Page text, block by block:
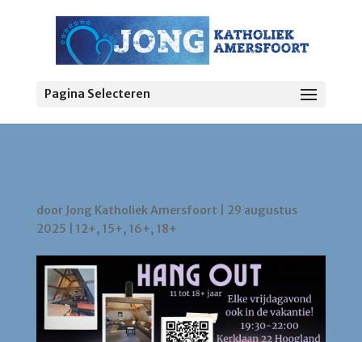
Pagina Selecteren
door Jong Katholiek Amersfoort
29 augustus
2025
12+, 15+, 16+, 18+